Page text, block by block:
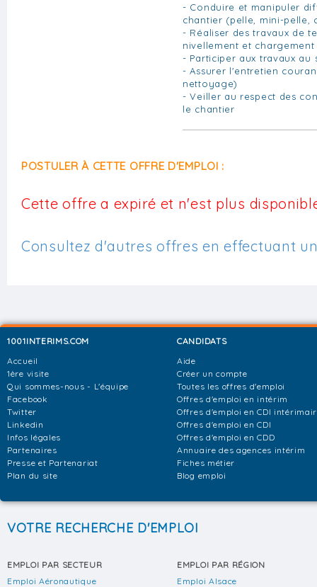
- Conduire et manipuler
chantier (pelle, mini-pelle,
- Réaliser des travaux de
nivellement et chargement
- Participer aux travaux au
- Assurer l'entretien
nettoyage)
- Veiller au respect des
le chantier
POSTULER À CETTE OFFRE D'EMPLOI :
Cette offre a expiré et n'est plus
Consultez d'autres offres en effectuant
1001INTERIMS.COM
Accueil
1ère visite
Qui sommes-nous - L'équipe
Facebook
Twitter
Linkedin
Infos légales
Partenaires
Presse et Partenariat
Plan du site
CANDIDATS
Aide
Créer un compte
Toutes les offres d'emploi
Offres d'emploi en intérim
Offres d'emploi en CDI
Offres d'emploi en CDI
Offres d'emploi en CDD
Annuaire des agences intérim
Fiches métier
Blog emploi
VOTRE RECHERCHE D'EMPLOI
EMPLOI PAR SECTEUR
Emploi Aéronautique
EMPLOI PAR RÉGION
Emploi Alsace